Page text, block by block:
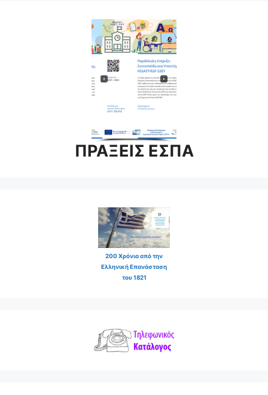
ΠΡΑΞΕΙΣ ΕΣΠΑ
200 Χρόνια από την
Ελληνική Επανάσταση
του 1821